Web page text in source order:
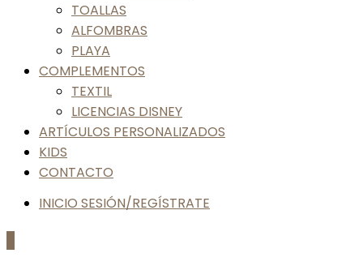
TOALLAS
ALFOMBRAS
PLAYA
COMPLEMENTOS
TEXTIL
LICENCIAS DISNEY
ARTÍCULOS PERSONALIZADOS
KIDS
CONTACTO
INICIO SESIÓN/REGÍSTRATE